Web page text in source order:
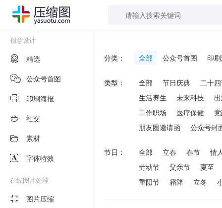
创意设计
精选
公众号首图
印刷海报
社交
素材
字体特效
在线图片处理
图片压缩
分类： 全部 公众号首图 印
类型： 全部 节日庆典
二十
生活养生
未来科技
工作职场
医疗保健
朋友圈邀请函
公众号封
节日： 全部 立春 春节
情
劳动节
父亲节
夏至
重阳节
霜降 立冬